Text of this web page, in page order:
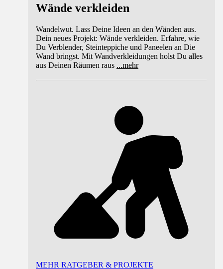
Wände verkleiden
Wandelwut. Lass Deine Ideen an den Wänden aus.
Dein neues Projekt: Wände verkleiden. Erfahre, wie
Du Verblender, Steinteppiche und Paneelen an Die
Wand bringst. Mit Wandverkleidungen holst Du alles
aus Deinen Räumen raus ...mehr
MEHR RATGEBER & PROJEKTE